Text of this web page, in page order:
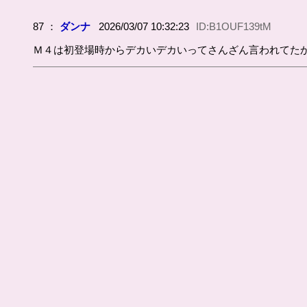
87 ： ダンナ 2026/03/07 10:32:23
ID:B1OUF139tM
Ｍ４は初登場時からデカいデカいってさんざん言われてた